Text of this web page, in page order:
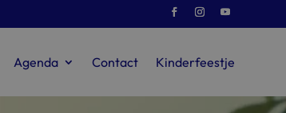
Agenda Contact Kinderfeestje